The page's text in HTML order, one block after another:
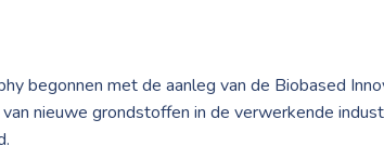
begonnen met de aanleg van de Biobased
nieuwe grondstoffen in de verwerkende